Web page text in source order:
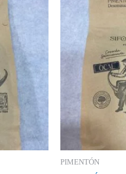
PIMENTÓN